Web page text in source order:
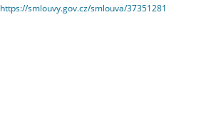
https://smlouvy.gov.cz/smlouva/37351281